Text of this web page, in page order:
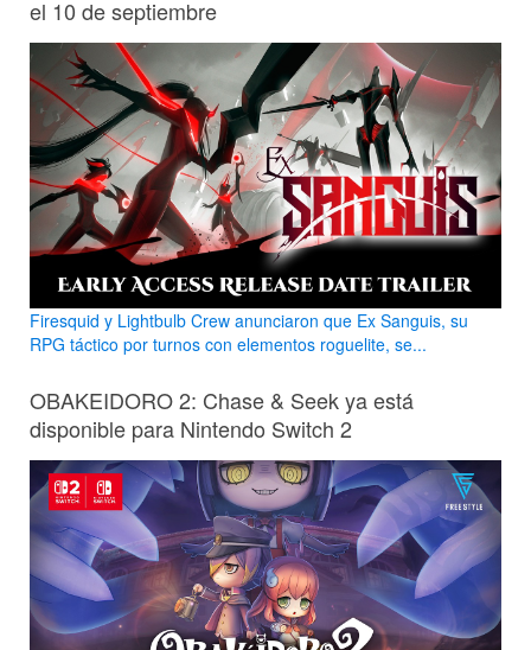
el 10 de septiembre
Firesquid y Lightbulb Crew anunciaron que Ex Sanguis, su
RPG táctico por turnos con elementos roguelite, se...
OBAKEIDORO 2: Chase & Seek ya está
disponible para Nintendo Switch 2